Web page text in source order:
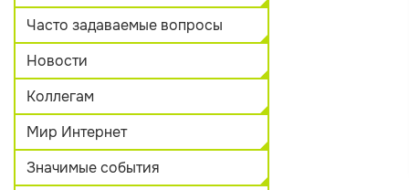
Часто задаваемые вопросы
Новости
Коллегам
Мир Интернет
Значимые события